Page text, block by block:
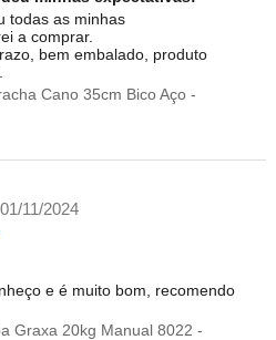
todas as minhas
a comprar.
bem embalado, produto
Cano 35cm Bico Aço -
01/11/2024
e é muito bom, recomendo
Graxa 20kg Manual 8022 -